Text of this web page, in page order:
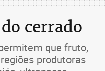
cerrado
que fruto,
produtoras